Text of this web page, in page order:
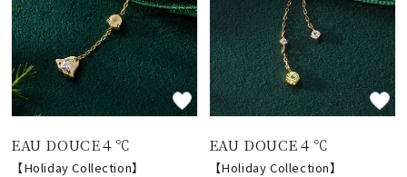
EAU DOUCE４℃
【Holiday Collection】
EAU DOUCE４℃
【Holiday Collection】